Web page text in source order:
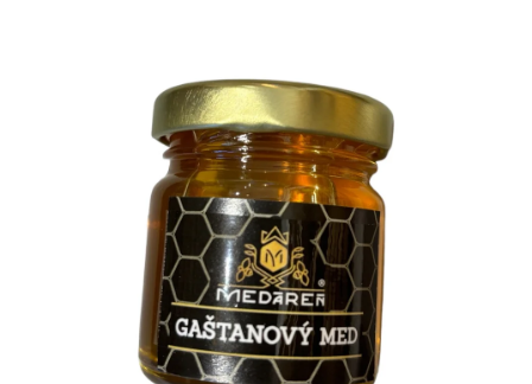
MEDOVÉ DARČEKOVÉ SETY
VÝROBKY Z VOSKU
DOPLNKY KU VČELÍM PRODUKTOM
MEDOVÉ CUKROVINKY